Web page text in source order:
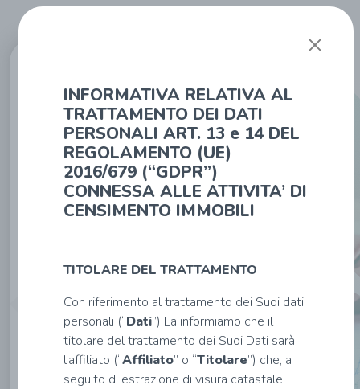
TROVATORE
IMMOBILIARE
S.R.L.
VIA SPEZIA, 70/E
- 43044 Collecchio
(it_pr)
Tel: 0521 302702
-
prhse@tecnocasa.it
Inserisci
i
tuoi
dati
INFORMATIVA RELATIVA AL
TRATTAMENTO DEI DATI
PERSONALI ART. 13 e 14 DEL
REGOLAMENTO (UE)
2016/679 (“GDPR”)
CONNESSA ALLE ATTIVITA’ DI
CENSIMENTO IMMOBILI
TITOLARE DEL TRATTAMENTO
Con riferimento al trattamento dei Suoi dati
personali (“Dati”) La informiamo che il
titolare del trattamento dei Suoi Dati sarà
l’affiliato (“Affiliato” o “Titolare”) che, a
seguito di estrazione di visura catastale